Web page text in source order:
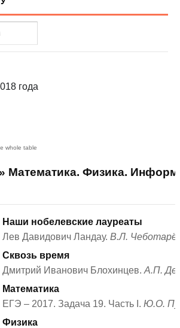
года
Математика. Физика.
Наши нобелевские лауреаты
Лев Давидович Ландау. В.Л.
Сквозь время
Дмитрий Иванович Блохинцев. А.П.
Математика
ЕГЭ – 2017. Задача 19. Часть I. Ю.О.
Физика